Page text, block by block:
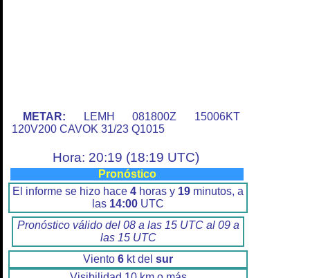
METAR: LEMH 081800Z 15006KT
120V200 CAVOK 31/23 Q1015
Hora: 20:19 (18:19 UTC)
Pronóstico
El informe se hizo hace 4 horas y 19 minutos, a
las 14:00 UTC
Pronóstico válido del 08 a las 15 UTC al 09 a
las 15 UTC
Viento 6 kt del sur